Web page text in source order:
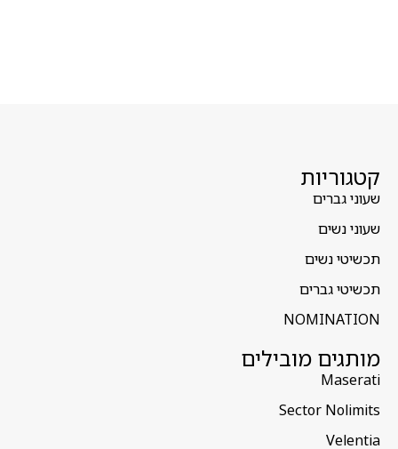
קטגוריות
שעוני גברים
שעוני נשים
תכשיטי נשים
תכשיטי גברים
NOMINATION
מותגים מובילים
Maserati
Sector Nolimits
Velentia